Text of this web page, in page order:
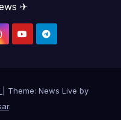
✈
Theme: News Live by
.